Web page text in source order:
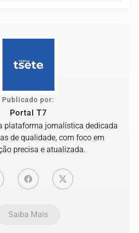
Publicado por:
Portal T7
plataforma jornalística dedicada
de qualidade, com foco em
precisa e atualizada.
Saiba Mais